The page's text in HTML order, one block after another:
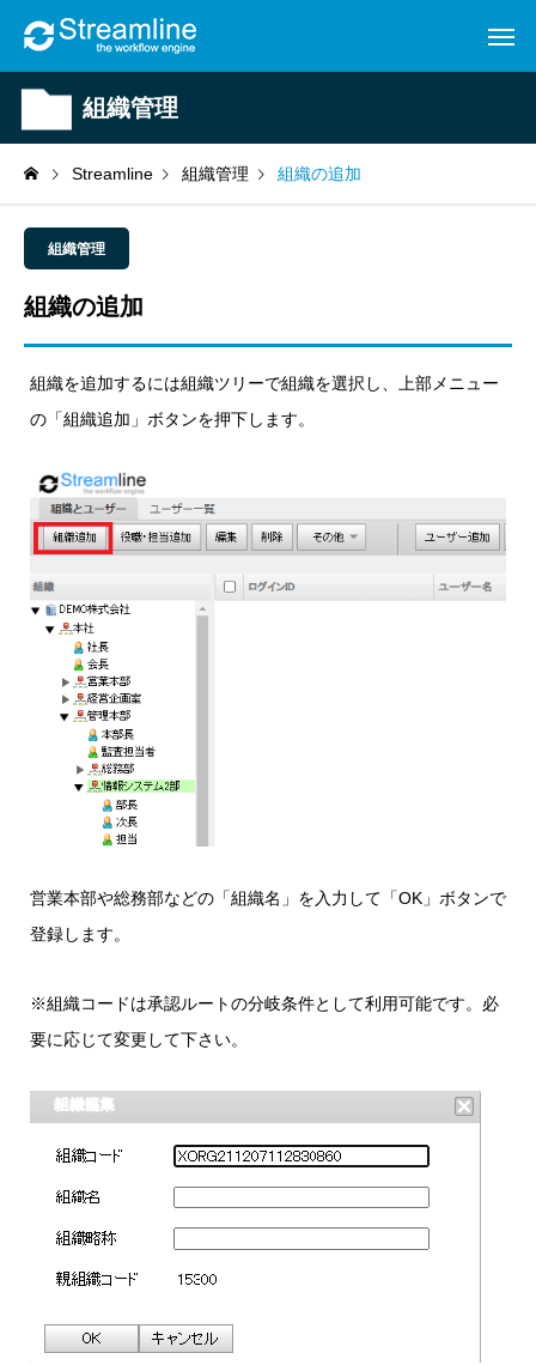
組織管理
Streamline 組織管理 組織の追加
組織管理
組織の追加
組織を追加するには組織ツリーで組織を選択し、上部メニュー
の「組織追加」ボタンを押下します。
営業本部や総務部などの「組織名」を入力して「OK」ボタンで
登録します。
※組織コードは承認ルートの分岐条件として利用可能です。必
要に応じて変更して下さい。